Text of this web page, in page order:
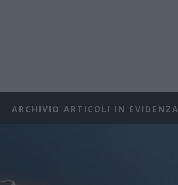
ARCHIVIO ARTICOLI IN EVIDENZA